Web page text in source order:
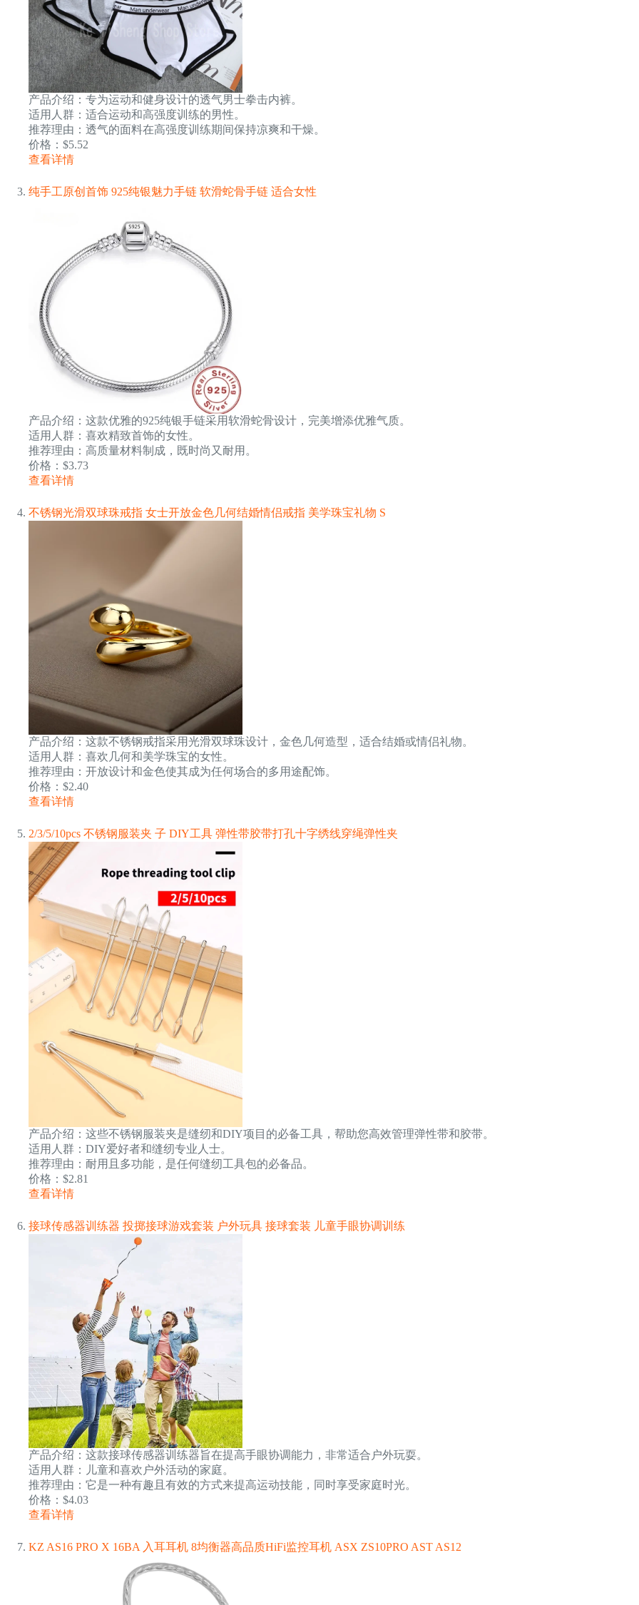
产品介绍：专为运动和健身设计的透气男士拳击内裤。
适用人群：适合运动和高强度训练的男性。
推荐理由：透气的面料在高强度训练期间保持凉爽和干燥。
价格：$5.52
查看详情
纯手工原创首饰 925纯银魅力手链 软滑蛇骨手链 适合女性
产品介绍：这款优雅的925纯银手链采用软滑蛇骨设计，完美增添优雅气质。
适用人群：喜欢精致首饰的女性。
推荐理由：高质量材料制成，既时尚又耐用。
价格：$3.73
查看详情
不锈钢光滑双球珠戒指 女士开放金色几何结婚情侣戒指 美学珠宝礼物 S
产品介绍：这款不锈钢戒指采用光滑双球珠设计，金色几何造型，适合结婚或情侣礼物。
适用人群：喜欢几何和美学珠宝的女性。
推荐理由：开放设计和金色使其成为任何场合的多用途配饰。
价格：$2.40
查看详情
2/3/5/10pcs 不锈钢服装夹 子 DIY工具 弹性带胶带打孔十字绣线穿绳弹性夹
产品介绍：这些不锈钢服装夹是缝纫和DIY项目的必备工具，帮助您高效管理弹性带和胶带。
适用人群：DIY爱好者和缝纫专业人士。
推荐理由：耐用且多功能，是任何缝纫工具包的必备品。
价格：$2.81
查看详情
接球传感器训练器 投掷接球游戏套装 户外玩具 接球套装 儿童手眼协调训练
产品介绍：这款接球传感器训练器旨在提高手眼协调能力，非常适合户外玩耍。
适用人群：儿童和喜欢户外活动的家庭。
推荐理由：它是一种有趣且有效的方式来提高运动技能，同时享受家庭时光。
价格：$4.03
查看详情
KZ AS16 PRO X 16BA 入耳耳机 8均衡器高品质HiFi监控耳机 ASX ZS10PRO AST AS12